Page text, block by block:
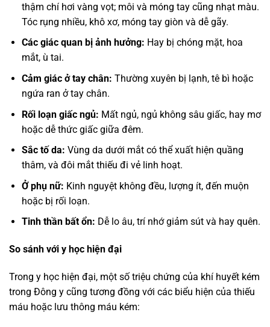
thậm chí hơi vàng vọt; môi và móng tay cũng nhạt màu.
Tóc rụng nhiều, khô xơ, móng tay giòn và dễ gãy.
Các giác quan bị ảnh hưởng: Hay bị chóng mặt, hoa
mắt, ù tai.
Cảm giác ở tay chân: Thường xuyên bị lạnh, tê bì hoặc
ngứa ran ở tay chân.
Rối loạn giấc ngủ: Mất ngủ, ngủ không sâu giấc, hay mơ
hoặc dễ thức giấc giữa đêm.
Sắc tố da: Vùng da dưới mắt có thể xuất hiện quầng
thâm, và đôi mắt thiếu đi vẻ linh hoạt.
Ở phụ nữ: Kinh nguyệt không đều, lượng ít, đến muộn
hoặc bị rối loạn.
Tinh thần bất ổn: Dễ lo âu, trí nhớ giảm sút và hay quên.
So sánh với y học hiện đại
Trong y học hiện đại, một số triệu chứng của khí huyết kém
trong Đông y cũng tương đồng với các biểu hiện của thiếu
máu hoặc lưu thông máu kém: